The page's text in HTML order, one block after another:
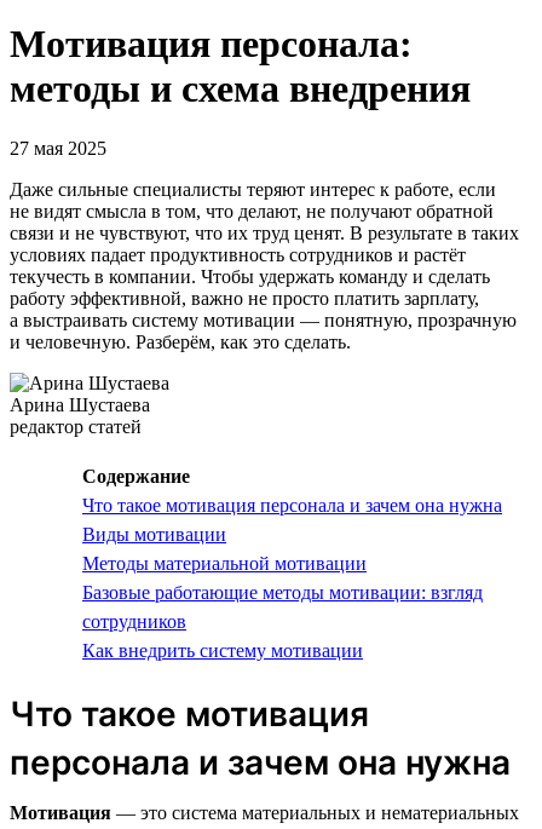
Мотивация персонала:
методы и схема внедрения
27 мая 2025
Даже сильные специалисты теряют интерес к работе, если
не видят смысла в том, что делают, не получают обратной
связи и не чувствуют, что их труд ценят. В результате в таких
условиях падает продуктивность сотрудников и растёт
текучесть в компании. Чтобы удержать команду и сделать
работу эффективной, важно не просто платить зарплату,
а выстраивать систему мотивации — понятную, прозрачную
и человечную. Разберём, как это сделать.
Арина Шустаева
редактор статей
Содержание
Что такое мотивация персонала и зачем она нужна
Виды мотивации
Методы материальной мотивации
Базовые работающие методы мотивации: взгляд
сотрудников
Как внедрить систему мотивации
Что такое мотивация
персонала и зачем она нужна
Мотивация — это система материальных и нематериальных